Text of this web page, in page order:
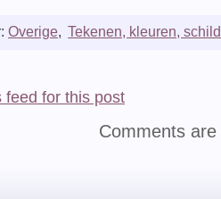
Overige, Tekenen, kleuren,
feed for this post
Comments are